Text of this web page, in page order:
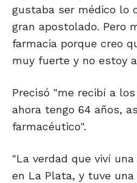
gustaba ser médico lo
gran apostolado. Pero
farmacia porque creo
muy fuerte y no estoy
Precisó "me recibí a
ahora tengo 64 años,
farmacéutico".
"La verdad que viví
en La Plata, y tuve